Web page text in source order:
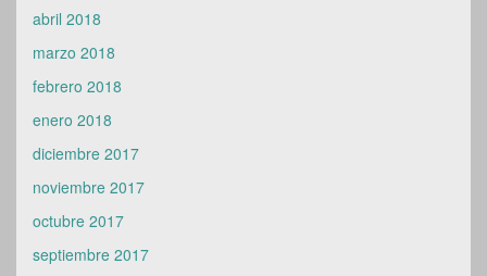
abril 2018
marzo 2018
febrero 2018
enero 2018
diciembre 2017
noviembre 2017
octubre 2017
septiembre 2017